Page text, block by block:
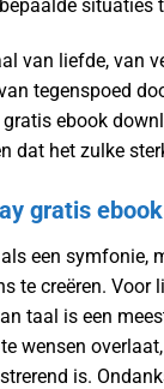
situaties
van liefde, van
tegenspoed
ebook
dat het zulke
gratis
een symfonie,
te creëren. Voor
taal is een
wensen
is.